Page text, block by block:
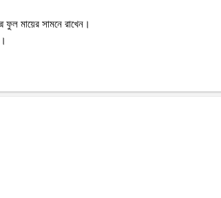
ফুল মায়ের সামনে রাখেন।